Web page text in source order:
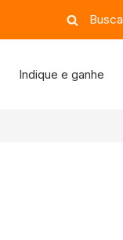
Indique e ganhe